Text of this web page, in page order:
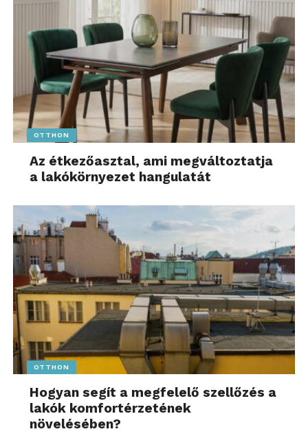
OTTHON
Az étkezőasztal, ami megváltoztatja
a lakókörnyezet hangulatát
OTTHON
Hogyan segít a megfelelő szellőzés a
lakók komfortérzetének
növelésében?